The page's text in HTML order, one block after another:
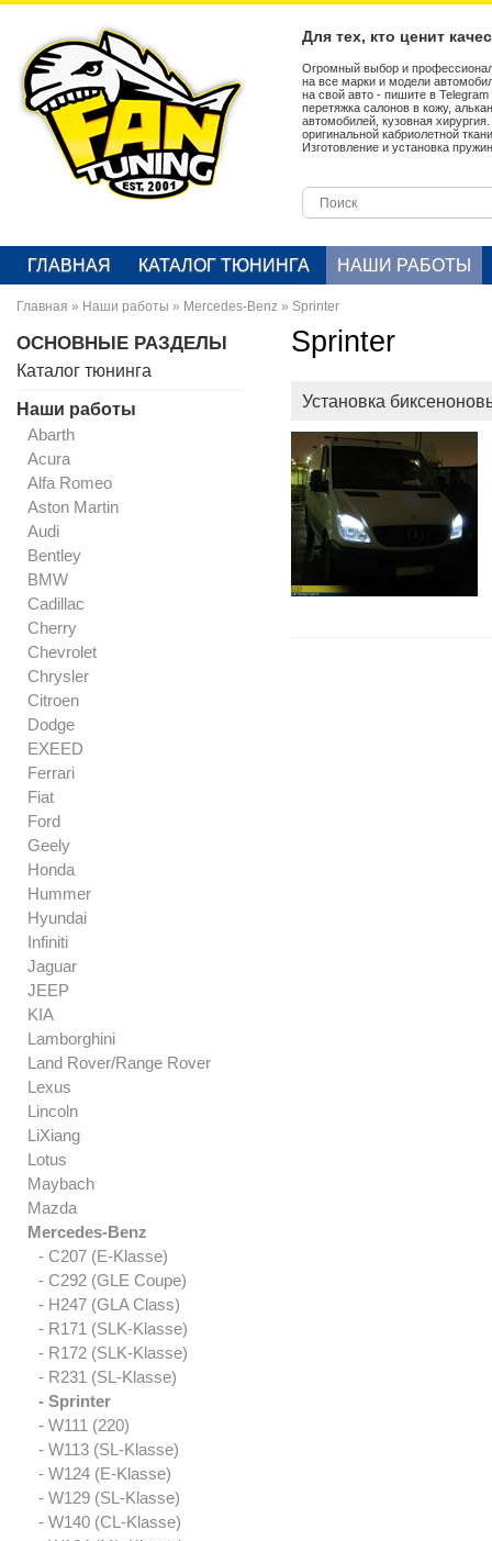
Для тех, кто ценит
Огромный выбор и
на все марки и модели
на свой авто - пишите в
перетяжка салонов в кожу,
автомобилей, кузовная
оригинальной кабриолетной
Изготовление и установка
ГЛАВНАЯ КАТАЛОГ ТЮНИНГА НАШИ РАБОТЫ
Главная » Наши работы » Mercedes-Benz » Sprinter
ОСНОВНЫЕ РАЗДЕЛЫ
Каталог тюнинга
Наши работы
Abarth
Acura
Alfa Romeo
Aston Martin
Audi
Bentley
BMW
Cadillac
Cherry
Chevrolet
Chrysler
Citroen
Dodge
EXEED
Ferrari
Fiat
Ford
Geely
Honda
Hummer
Hyundai
Infiniti
Jaguar
JEEP
KIA
Lamborghini
Land Rover/Range Rover
Lexus
Lincoln
LiXiang
Lotus
Maybach
Mazda
Mercedes-Benz
- C207 (E-Klasse)
- C292 (GLE Coupe)
- H247 (GLA Class)
- R171 (SLK-Klasse)
- R172 (SLK-Klasse)
- R231 (SL-Klasse)
- Sprinter
- W111 (220)
- W113 (SL-Klasse)
- W124 (E-Klasse)
- W129 (SL-Klasse)
- W140 (CL-Klasse)
Sprinter
Установка